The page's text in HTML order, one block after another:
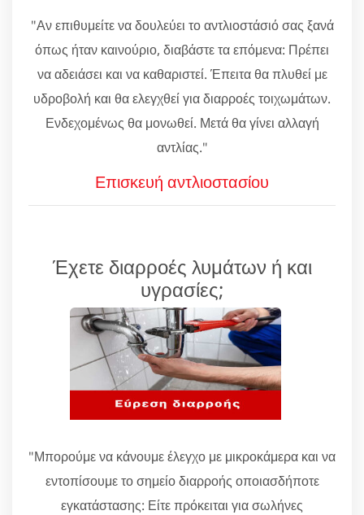
"Αν επιθυμείτε να δουλεύει το αντλιοστάσιό σας ξανά
όπως ήταν καινούριο, διαβάστε τα επόμενα: Πρέπει
να αδειάσει και να καθαριστεί. Έπειτα θα πλυθεί με
υδροβολή και θα ελεγχθεί για διαρροές τοιχωμάτων.
Ενδεχομένως θα μονωθεί. Μετά θα γίνει αλλαγή
αντλίας."
Επισκευή αντλιοστασίου
Έχετε διαρροές λυμάτων ή και
υγρασίες;
"Μπορούμε να κάνουμε έλεγχο με μικροκάμερα και να
εντοπίσουμε το σημείο διαρροής οποιασδήποτε
εγκατάστασης: Είτε πρόκειται για σωλήνες